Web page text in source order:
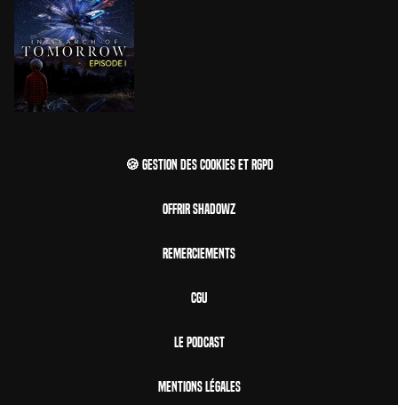
🍪 Gestion des cookies et RGPD
Offrir Shadowz
Remerciements
CGU
Le Podcast
Mentions Légales